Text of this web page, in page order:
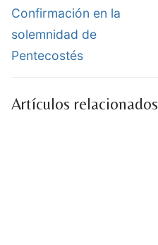
Confirmación en la
solemnidad de
Pentecostés
Artículos relacionados